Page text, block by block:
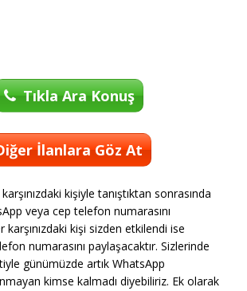
Tıkla Ara Konuş
İlanlara Göz At
kişiyle tanıştıktan sonrasında
veya cep telefon numarasını
karşınızdaki kişi sizden etkilendi ise
numarasını paylaşacaktır. Sizlerinde
günümüzde artık WhatsApp
kimse kalmadı diyebiliriz. Ek olarak